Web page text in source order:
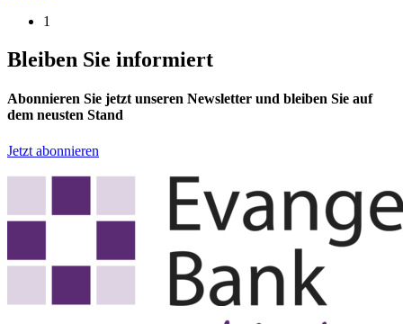
1
Bleiben Sie informiert
Abonnieren Sie jetzt unseren Newsletter und bleiben Sie auf
dem neusten Stand
Jetzt abonnieren